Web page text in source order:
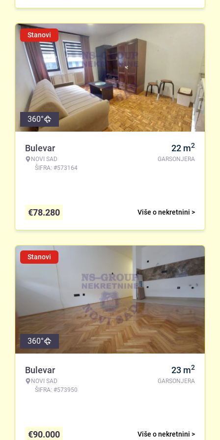
Stanovi
360°
Bulevar
NOVI SAD
ŠIFRA: #573164
22 m2
GARSONJERA
Više o nekretnini >
€78.280
Stanovi
360°
Bulevar
NOVI SAD
ŠIFRA: #573950
23 m2
GARSONJERA
Više o nekretnini >
€90.000